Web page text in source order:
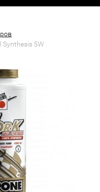
Synthesis 5W